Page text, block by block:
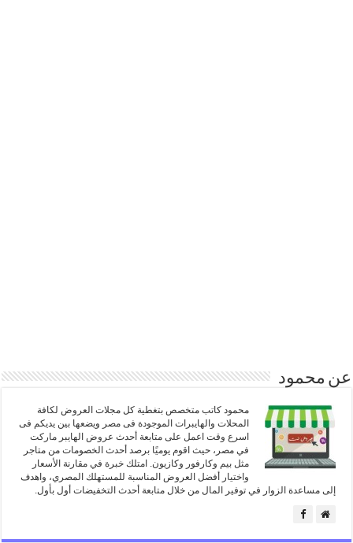
عن محمود
محمود كاتب متخصص بتغطية كل مجلات العروض لكافة
المحلات والهايبرات الموجودة فى مصر ويضعها بين يديكم فى
اسرع وقت اعمل على متابعة أحدث عروض الهايبر ماركت
في مصر، حيث اقوم يوميًا برصد أحدث الخصومات من متاجر
مثل بيم وكارفور وكازيون. امتلك خبرة في مقارنة الأسعار
واختيار أفضل العروض المناسبة للمستهلك المصري، واهدف
إلى مساعدة الزوار في توفير المال من خلال متابعة أحدث التخفيضات أول بأول.